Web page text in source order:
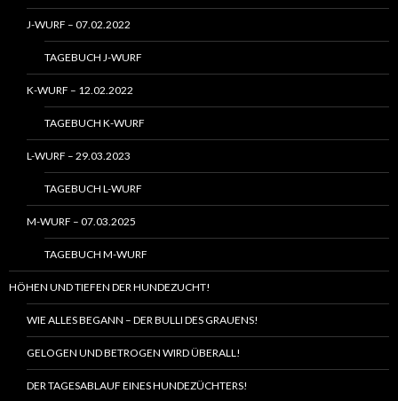
J-WURF – 07.02.2022
TAGEBUCH J-WURF
K-WURF – 12.02.2022
TAGEBUCH K-WURF
L-WURF – 29.03.2023
TAGEBUCH L-WURF
M-WURF – 07.03.2025
TAGEBUCH M-WURF
HÖHEN UND TIEFEN DER HUNDEZUCHT!
WIE ALLES BEGANN – DER BULLI DES GRAUENS!
GELOGEN UND BETROGEN WIRD ÜBERALL!
DER TAGESABLAUF EINES HUNDEZÜCHTERS!